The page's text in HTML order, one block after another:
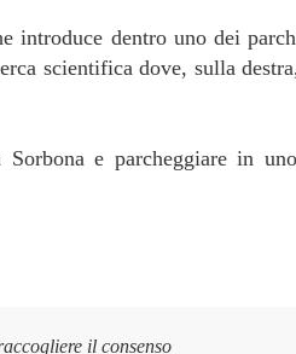
introduce dentro uno dei
scientifica dove, sulla
e parcheggiare in
il consenso